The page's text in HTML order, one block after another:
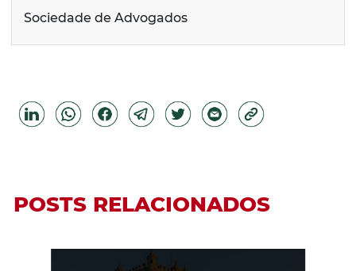
Sociedade de Advogados
POSTS RELACIONADOS